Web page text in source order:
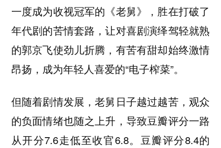
一度成为收视冠军的《老舅》，胜在打破了
年代剧的苦情套路，让对喜剧演绎驾轻就熟
的郭京飞使劲儿折腾，有苦有甜却始终激情
昂扬，成为年轻人喜爱的“电子榨菜”。
但随着剧情发展，老舅日子越过越苦，观众
的负面情绪也随之上升，导致豆瓣评分一路
从开分7.6走低至收官6.8。豆瓣评分8.4的